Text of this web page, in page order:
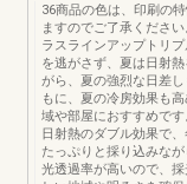
36商品の色は、印刷の
ますのでご了承くださ
ラスラインアップトリ
を逃がさず、夏は日射
がら、夏の強烈な日差
もに、夏の冷房効果も
域や部屋におすすめで
日射熱のダブル効果で
たっぷりと採り込みな
光透過率が高いので、